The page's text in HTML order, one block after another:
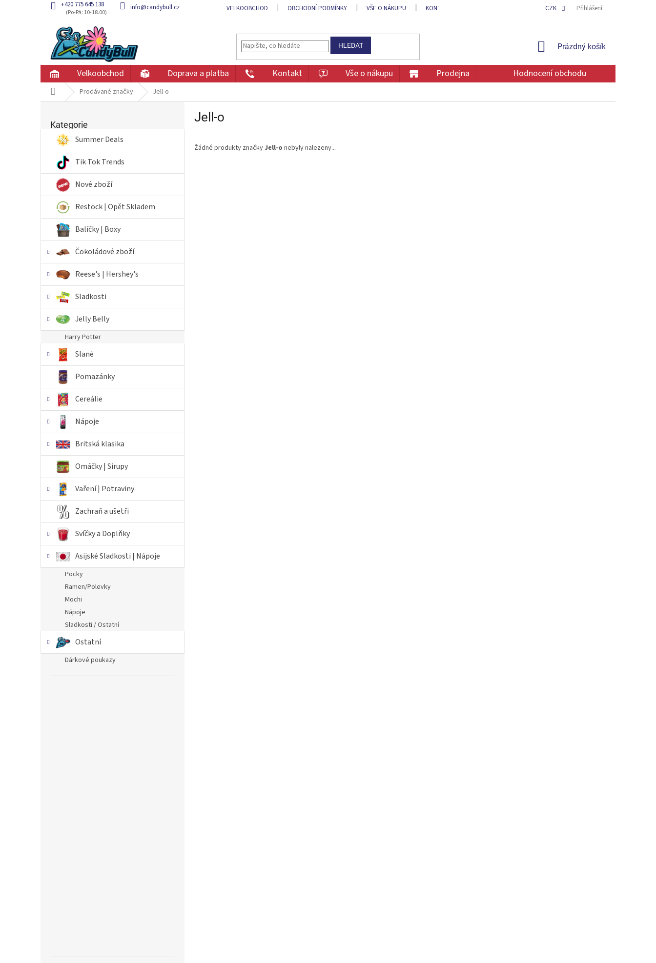
+420 775 645 138 info@candybull.cz VELKOOBCHOD OBCHODNÍ PODMÍNKY VŠE O NÁKUPU KONTAKT OCHRANA OSOBNÍCH ÚDAJŮCZK Přihlášení
HLEDAT
NÁKUPNÍ
Prázdný košík
Velkoobchod Doprava a platba Kontakt Vše o nákupu Prodejna Hodnocení obchodu
Domů Prodávané značky Jell-o
r
n
í
kategorie
Kategorie
Summer Deals
Tik Tok Trends
Nové zboží
Restock | Opět Skladem
Balíčky | Boxy
Čokoládové zboží
Reese's | Hershey's
Sladkosti
Jelly Belly
Harry Potter
Slané
Pomazánky
Cereálie
Nápoje
Britská klasika
Omáčky | Sirupy
Vaření | Potraviny
Zachraň a ušetři
Svíčky a Doplňky
Asijské Sladkosti | Nápoje
Pocky
Ramen/Polevky
Mochi
Nápoje
Sladkosti / Ostatní
Ostatní
Dárkové poukazy
Jell-o
Žádné produkty značkyJell-o nebyly nalezeny...